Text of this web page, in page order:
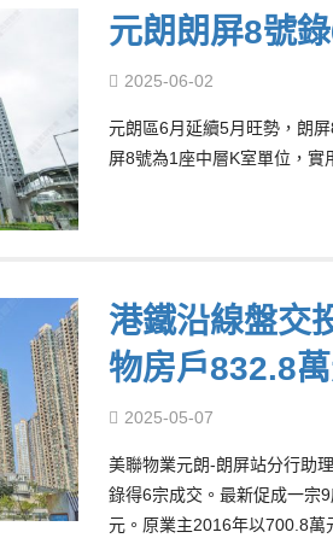
元朗朗屏8號
2025-06-02
元朗區6月延續5月旺勢，朗
屏8號為1座中層K室單位，
港鐵沿線盤交
物房戶832.8
2025-05-07
美聯物業元朗-朗屏站分行助
錄得6宗成交。最新促成一宗
元。原業主2016年以700.8萬